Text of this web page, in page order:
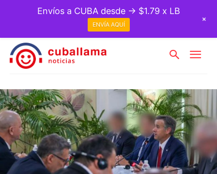
Envíos a CUBA desde → $1.79 x LB
ENVÍA AQUÍ
+